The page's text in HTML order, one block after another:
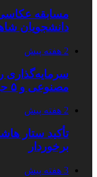
مسابقه عکاسی
دانشجویان
2 هفته پیش
مصنوعی و ۵ حوزه راهبردی کشور
2 هفته پیش
تأکید ستار
برخوردار
3 هفته پیش